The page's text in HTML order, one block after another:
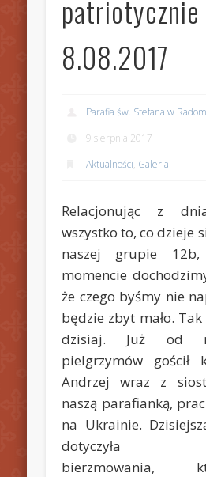
patriotycznie
8.08.2017
Parafia św. Stefana w
9 sierpnia 2017
Aktualności, Galeria
Relacjonując z
wszystko to, co dzieje
naszej grupie
momencie
że czego byśmy nie
będzie zbyt mało. Tak
dzisiaj. Już od
pielgrzymów gościł
Andrzej wraz z
naszą parafianką,
na Ukrainie.
dotyczyła
bierzmowania,